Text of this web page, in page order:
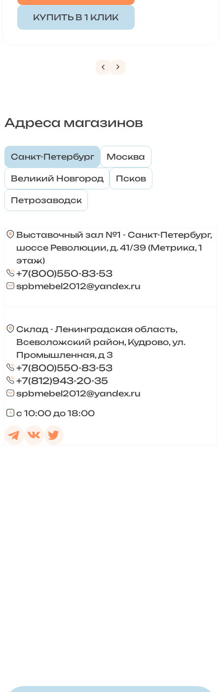
КУПИТЬ В 1 КЛИК
Адреса магазинов
Санкт-Петербург Москва
Великий Новгород Псков
Петрозаводск
Выставочный зал №1 - Санкт-Петербург,
шоссе Революции, д. 41/39 (Метрика, 1
этаж)
+7(800)550-83-53
spbmebel2012@yandex.ru
Склад - Ленинградская область,
Всеволожский район, Кудрово, ул.
Промышленная, д 3
+7(800)550-83-53
+7(812)943-20-35
spbmebel2012@yandex.ru
с 10:00 до 18:00